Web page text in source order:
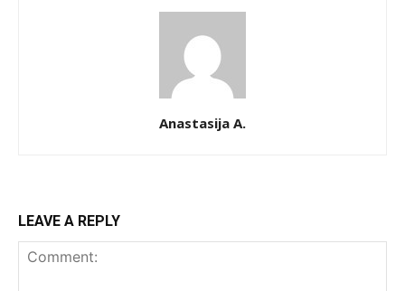
Anastasija A.
LEAVE A REPLY